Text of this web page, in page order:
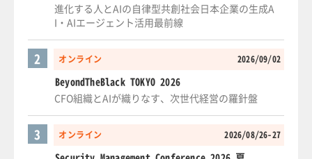
進化する人とAIの自律型共創社会日本企業の生成A
I・AIエージェント活用最前線
オンライン 2026/09/02
2
BeyondTheBlack TOKYO 2026
CFO組織とAIが織りなす、次世代経営の羅針盤
オンライン 2026/08/26-27
3